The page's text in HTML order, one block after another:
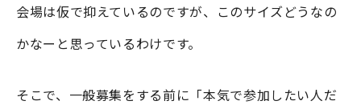
会場は仮で抑えているのですが、このサイズどうなの
かなーと思っているわけです。
そこで、一般募集をする前に「本気で参加したい人だ